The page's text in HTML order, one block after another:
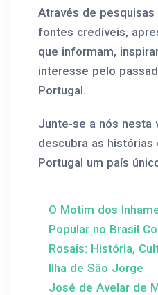
Através de
fontes credíveis,
que informam,
interesse pelo
Portugal.
Junte-se a nós nesta
descubra as
Portugal um país
O Motim dos
Popular no Brasil
Rosais: História,
Ilha de São Jorge
José de Avelar de